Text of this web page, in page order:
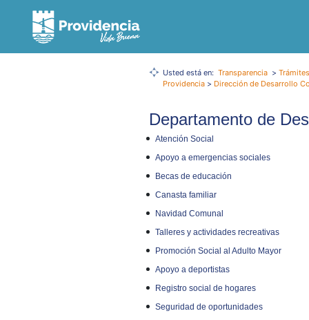
Usted está en: Transparencia >
Providencia > Dirección de Desarrollo
Departamento de
Atención Social
Apoyo a emergencias sociales
Becas de educación
Canasta familiar
Navidad Comunal
Talleres y actividades recreativas
Promoción Social al Adulto Mayor
Apoyo a deportistas
Registro social de hogares
Seguridad de oportunidades